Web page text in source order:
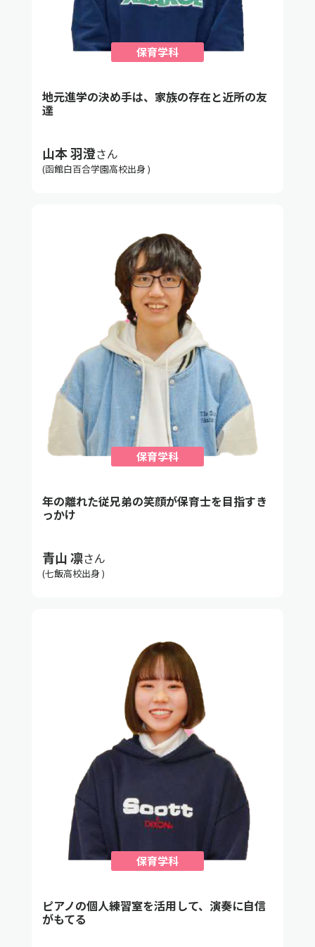
地元進学の決め手は、家族の存在と近所の友
達
保育学科
山本 羽澄さん
(函館白百合学園高校出身 )
年の離れた従兄弟の笑顔が保育士を目指すき
っかけ
保育学科
青山 凛さん
(七飯高校出身 )
ピアノの個人練習室を活用して、演奏に自信
がもてる
保育学科